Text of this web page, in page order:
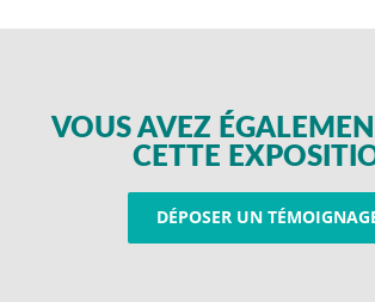
VOUS AVEZ
CETTE
DÉPOSER UN